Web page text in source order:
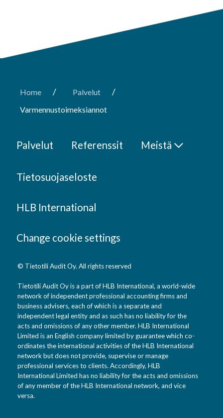
Home / Palvelut /
Varmennustoimeksiannot
Palvelut Referenssit Meistä
Tietosuojaseloste
HLB International
Change cookie settings
© Tietotili Audit Oy. All rights reserved
Tietotili Audit Oy is a part of HLB International, a world-wide
network of independent professional accounting firms and
business advisers, each of which is a separate and
independent legal entity and as such has no liability for the
acts and omissions of any other member. HLB International
Limited is an English company limited by guarantee which co-
ordinates the international activities of the HLB International
network but does not provide, supervise or manage
professional services to clients. Accordingly, HLB
International Limited has no liability for the acts and omissions
of any member of the HLB International network, and vice
versa.